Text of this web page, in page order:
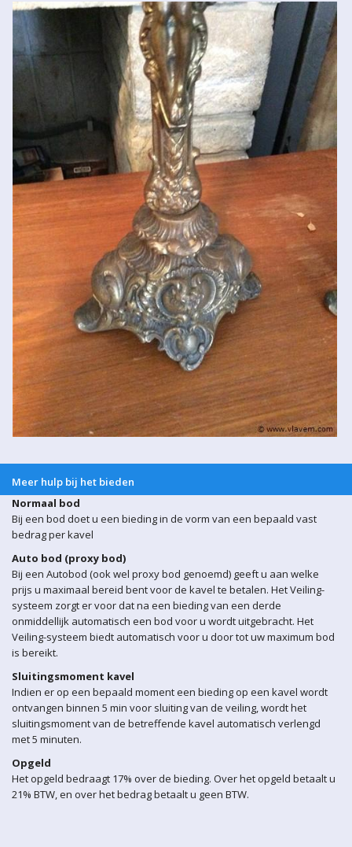
Meer hulp bij het bieden
Normaal bod
Bij een bod doet u een bieding in de vorm van een bepaald vast
bedrag per kavel
Auto bod (proxy bod)
Bij een Autobod (ook wel proxy bod genoemd) geeft u aan welke
prijs u maximaal bereid bent voor de kavel te betalen. Het Veiling-
systeem zorgt er voor dat na een bieding van een derde
onmiddellijk automatisch een bod voor u wordt uitgebracht. Het
Veiling-systeem biedt automatisch voor u door tot uw maximum bod
is bereikt.
Sluitingsmoment kavel
Indien er op een bepaald moment een bieding op een kavel wordt
ontvangen binnen 5 min voor sluiting van de veiling, wordt het
sluitingsmoment van de betreffende kavel automatisch verlengd
met 5 minuten.
Opgeld
Het opgeld bedraagt 17% over de bieding. Over het opgeld betaalt u
21% BTW, en over het bedrag betaalt u geen BTW.